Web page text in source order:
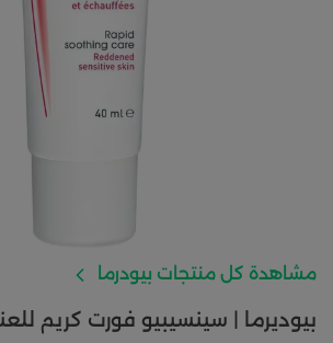
مشاهدة كل منتجات بيودرما
بيوديرما | سينسيبيو فورت كريم